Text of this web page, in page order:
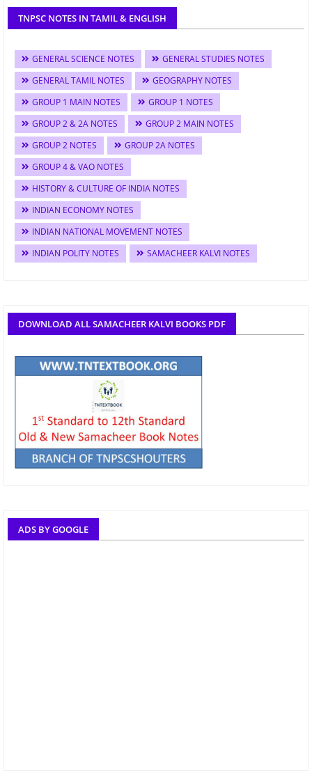
TNPSC NOTES IN TAMIL & ENGLISH
GENERAL SCIENCE NOTES
GENERAL STUDIES NOTES
GENERAL TAMIL NOTES
GEOGRAPHY NOTES
GROUP 1 MAIN NOTES
GROUP 1 NOTES
GROUP 2 & 2A NOTES
GROUP 2 MAIN NOTES
GROUP 2 NOTES
GROUP 2A NOTES
GROUP 4 & VAO NOTES
HISTORY & CULTURE OF INDIA NOTES
INDIAN ECONOMY NOTES
INDIAN NATIONAL MOVEMENT NOTES
INDIAN POLITY NOTES
SAMACHEER KALVI NOTES
DOWNLOAD ALL SAMACHEER KALVI BOOKS PDF
ADS BY GOOGLE